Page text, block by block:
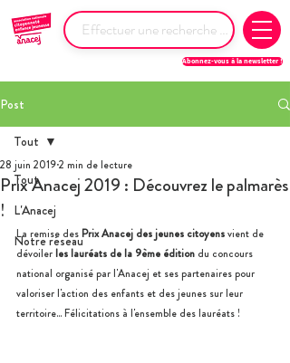
Abonnez-vous à la newsletter !
Post
Tout
L'Anacej
Notre réseau
Tout
Prix Anacej 2019 : Découvrez le palmarès
!
28 juin 20192 min de lecture
La remise des Prix Anacej des jeunes citoyens vient de
dévoiler les lauréats de la 9ème édition du concours
national organisé par l'Anacej et ses partenaires pour
valoriser l'action des enfants et des jeunes sur leur
territoire... Félicitations à l'ensemble des lauréats !